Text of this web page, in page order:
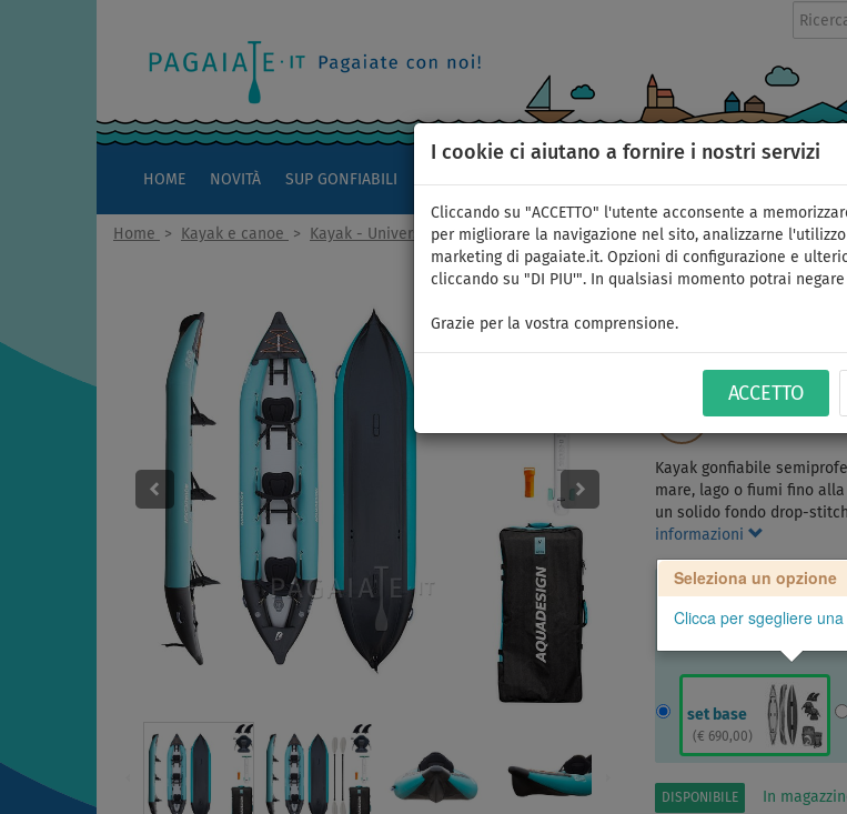
I cookie ci aiutano a fornire i nostri servizi
Cliccando su "ACCETTO" l'utente acconsente a
per migliorare la navigazione nel sito, analizzarne
marketing di pagaiate.it. Opzioni di configurazione e
cliccando su "DI PIU'". In qualsiasi momento potrai
Grazie per la vostra comprensione.
ACCETTO
HOME NOVITÀ SUP GONFIABILI
Home > Kayak e canoe > Kayak - Universali combinati
Kayak
gonfiabile 3
Kayak gonfiabile
mare, lago o fiumi fino
un solido fondo drop-
informazioni
Seleziona un opzione
Clicca per sgegliere
set base
(€ 690,00)
DISPONIBILE In